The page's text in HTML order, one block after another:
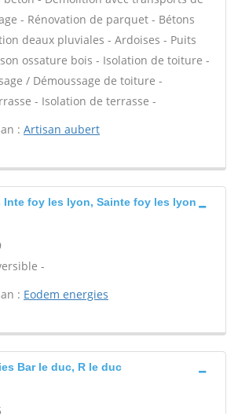
- Rénovation de parquet - Bétons
deaux pluviales - Ardoises - Puits
ossature bois - Isolation de toiture -
/ Démoussage de toiture -
- Isolation de terrasse -
: Artisan aubert
Inte foy les lyon, Sainte foy les lyon
-
: Eodem energies
Bar le duc, R le duc